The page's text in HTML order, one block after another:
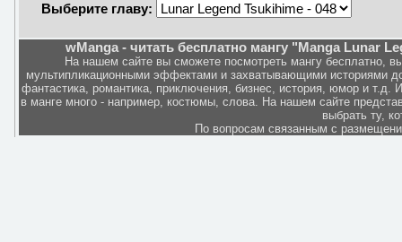
Выберите главу:
wManga - читать бесплатно мангу "Manga Lunar
На нашем сайте вы сможете посмотреть мангу бесплатно,
мультипликационными эффектами и захватывающими историями
фантастика, романтика, приключения, бизнес, история, юмор и
в манге много - например, костюмы, слова. На нашем сайте
выбрать ту,
По вопросам связанным с